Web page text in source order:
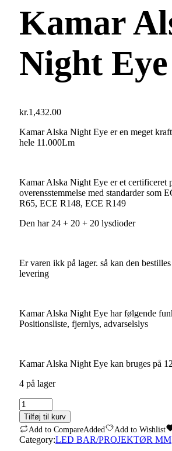
Kamar
Night Eye
kr.1,432.00
Kamar Alska Night Eye er en meget
hele 11.000Lm
Kamar Alska Night Eye er et certificeret
overensstemmelse med standarder som
R65, ECE R148, ECE R149
Den har 24 + 20 + 20 lysdioder
Er varen ikk på lager. så kan den
levering
Kamar Alska Night Eye har følgende
Positionsliste, fjernlys, advarselslys
Kamar Alska Night Eye kan bruges på
4 på lager
Kamar
Alska
Night
Eye
quantity
Tilføj til kurv
Add to CompareAdded Add to Wishlist
Category:LED BAR/PROJEKTØR MM